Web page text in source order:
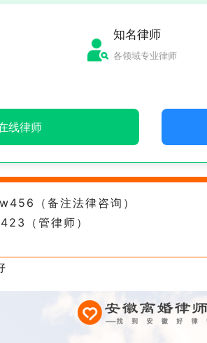
知名律师
各领域专业律师
线律师
（备注法律咨询）
（管律师）